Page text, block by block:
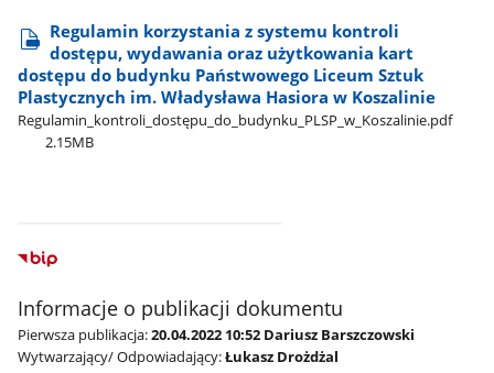
Regulamin korzystania z systemu kontroli
dostępu, wydawania oraz użytkowania kart
dostępu do budynku Państwowego Liceum Sztuk
Plastycznych im. Władysława Hasiora w Koszalinie
Regulamin​_kontroli​_dostępu​_do​_budynku​_PLSP​_w​_Koszalinie.pdf
2.15MB
Informacje o publikacji dokumentu
Pierwsza publikacja:20.04.2022 10:52 Dariusz Barszczowski
Wytwarzający/ Odpowiadający:Łukasz Drożdżal